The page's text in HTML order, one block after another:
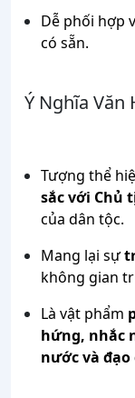
Dễ phối hợp
có sẵn.
Ý Nghĩa Văn
Tượng thể
sắc với Chủ
của dân tộc.
Mang lại sự
không gian
Là vật phẩm
hứng, nhắc
nước và đạo